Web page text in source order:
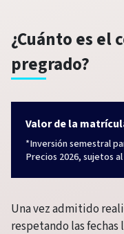
¿Cuánto es el
pregrado?
Valor de la
*Inversión semestral
Precios 2026, sujetos
Una vez admitido
respetando las